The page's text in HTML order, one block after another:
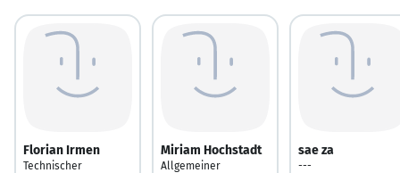
Florian Irmen
Technischer
Miriam Hochstadt
Allgemeiner
sae za
---